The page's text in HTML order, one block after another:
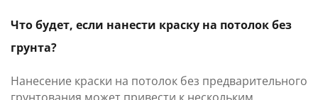
Что будет, если нанести краску на потолок без
грунта?
Нанесение краски на потолок без предварительного